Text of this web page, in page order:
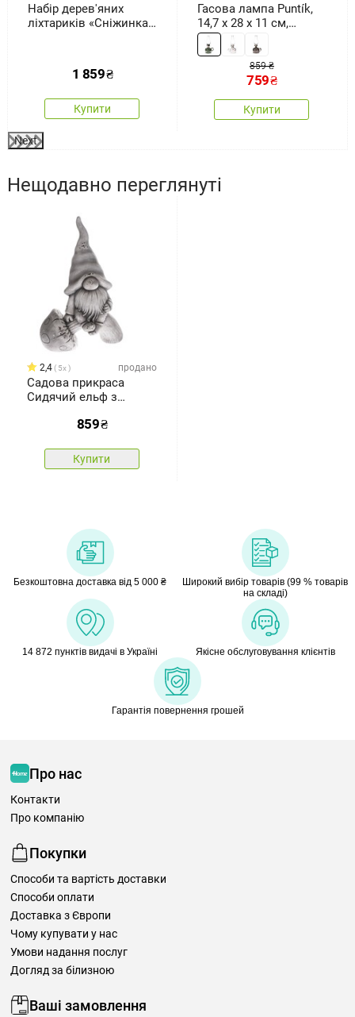
Набір дерев'яних
ліхтариків «Сніжинка»,
1 859₴
Купити
Гасова лампа Puntík,
14,7 x 28 x 11 см,
зелений
859 ₴
759₴
Купити
Next
Нещодавно переглянуті
2,4 5x продано
Садова прикраса
Сидячий ельф з
859₴
Купити
Безкоштовна доставка від 5 000 ₴
Широкий вибір товарів (99 % товарів
на складі)
14 872 пунктів видачі в Україні Якісне обслуговування клієнтів
Гарантія повернення грошей
Про нас
Контакти
Про компанію
Покупки
Способи та вартість доставки
Способи оплати
Доставка з Європи
Чому купувати у нас
Умови надання послуг
Догляд за білизною
Ваші замовлення